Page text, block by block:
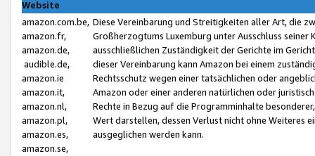
Website
amazon.com.be,
amazon.fr,
amazon.de,
audible.de,
amazon.ie
amazon.it,
amazon.nl,
amazon.pl,
amazon.es,
amazon.se,
Diese Vereinbarung und Streitigkeiten aller Art, die
Großherzogtums Luxemburg unter Ausschluss
ausschließlichen Zuständigkeit der Gerichte im
dieser Vereinbarung kann Amazon bei einem
Rechtsschutz wegen einer tatsächlichen oder
Amazon oder einer anderen natürlichen oder
Rechte in Bezug auf die Programminhalte
Wert darstellen, dessen Verlust nicht ohne Weiteres
ausgeglichen werden kann.